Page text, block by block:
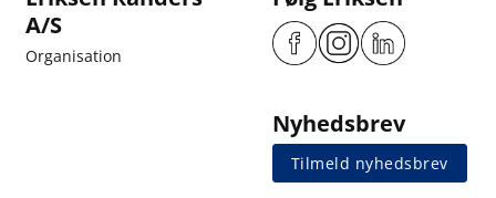
A/S
Organisation
Nyhedsbrev
Tilmeld nyhedsbrev